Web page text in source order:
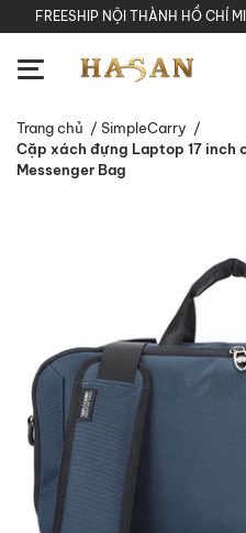
FREESHIP NỘI THÀNH HỒ CHÍ
Trang chủ / SimpleCarry /
Cặp xách đựng Laptop 17 inch
Messenger Bag